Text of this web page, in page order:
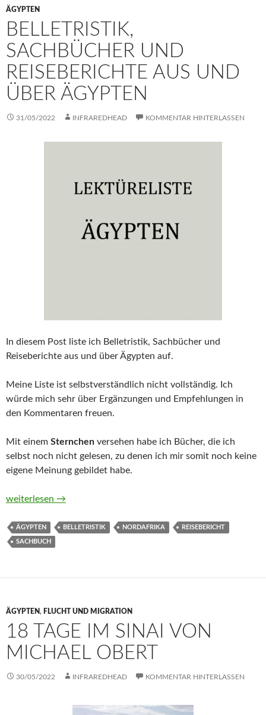
ÄGYPTEN
BELLETRISTIK,
SACHBÜCHER UND
REISEBERICHTE AUS UND
ÜBER ÄGYPTEN
31/05/2022 INFRAREDHEAD KOMMENTAR HINTERLASSEN
In diesem Post liste ich Belletristik, Sachbücher und
Reiseberichte aus und über Ägypten auf.
Meine Liste ist selbstverständlich nicht vollständig. Ich
würde mich sehr über Ergänzungen und Empfehlungen in
den Kommentaren freuen.
Mit einem Sternchen versehen habe ich Bücher, die ich
selbst noch nicht gelesen, zu denen ich mir somit noch keine
eigene Meinung gebildet habe.
Belletristik, Sachbücher und Reiseberichte aus und über
weiterlesen →
ÄGYPTEN BELLETRISTIK NORDAFRIKA REISEBERICHT
SACHBUCH
ÄGYPTEN, FLUCHT UND MIGRATION
18 TAGE IM SINAI VON
MICHAEL OBERT
30/05/2022 INFRAREDHEAD KOMMENTAR HINTERLASSEN